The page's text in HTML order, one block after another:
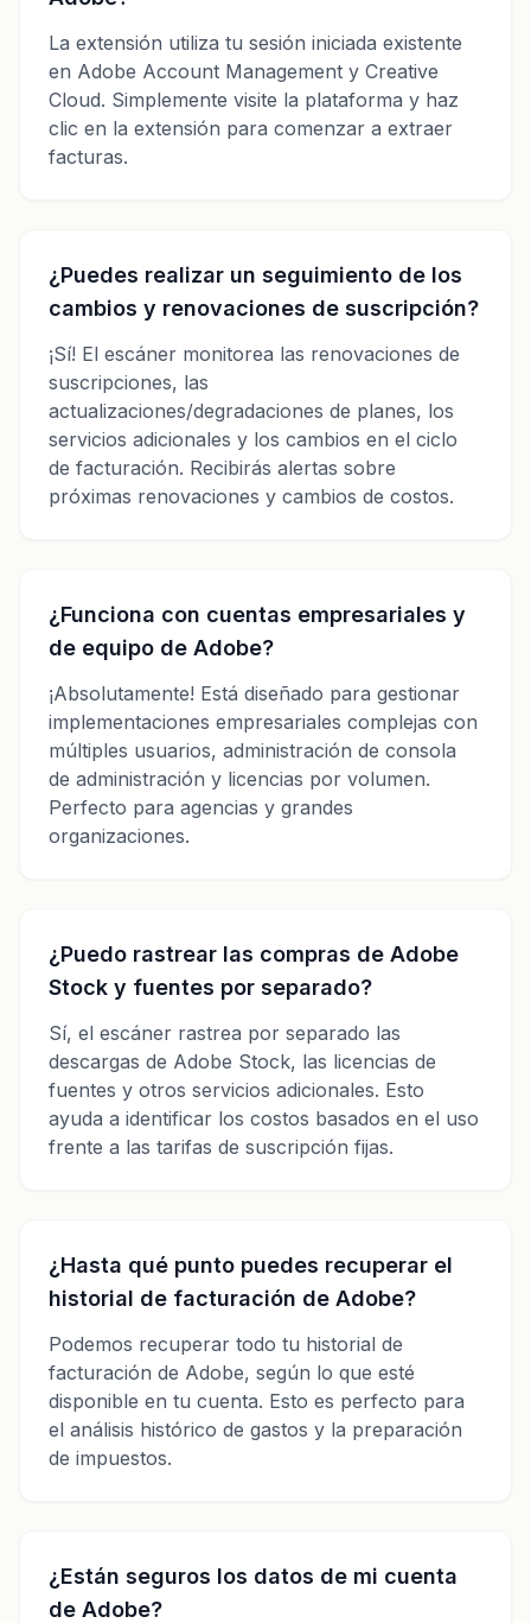
La extensión utiliza tu sesión iniciada existente
en Adobe Account Management y Creative
Cloud. Simplemente visite la plataforma y haz
clic en la extensión para comenzar a extraer
facturas.
¿Puedes realizar un seguimiento de los
cambios y renovaciones de suscripción?
¡Sí! El escáner monitorea las renovaciones de
suscripciones, las
actualizaciones/degradaciones de planes, los
servicios adicionales y los cambios en el ciclo
de facturación. Recibirás alertas sobre
próximas renovaciones y cambios de costos.
¿Funciona con cuentas empresariales y
de equipo de Adobe?
¡Absolutamente! Está diseñado para gestionar
implementaciones empresariales complejas con
múltiples usuarios, administración de consola
de administración y licencias por volumen.
Perfecto para agencias y grandes
organizaciones.
¿Puedo rastrear las compras de Adobe
Stock y fuentes por separado?
Sí, el escáner rastrea por separado las
descargas de Adobe Stock, las licencias de
fuentes y otros servicios adicionales. Esto
ayuda a identificar los costos basados en el uso
frente a las tarifas de suscripción fijas.
¿Hasta qué punto puedes recuperar el
historial de facturación de Adobe?
Podemos recuperar todo tu historial de
facturación de Adobe, según lo que esté
disponible en tu cuenta. Esto es perfecto para
el análisis histórico de gastos y la preparación
de impuestos.
¿Están seguros los datos de mi cuenta
de Adobe?